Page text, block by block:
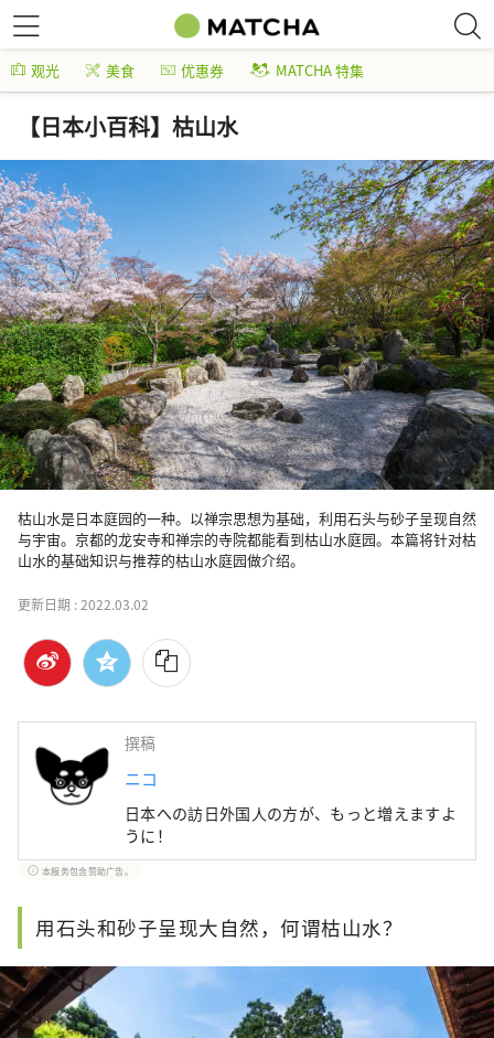
观光 美食 优惠券 MATCHA 特集
【日本小百科】枯山水
枯山水是日本庭园的一种。以禅宗思想为基础，利用石头与砂子呈现自然
与宇宙。京都的龙安寺和禅宗的寺院都能看到枯山水庭园。本篇将针对枯
山水的基础知识与推荐的枯山水庭园做介绍。
更新日期 :2022.03.02
撰稿
ニコ
日本への訪日外国人の方が、もっと増えますよ
うに！
本服务包含赞助广告。
用石头和砂子呈现大自然，何谓枯山水？